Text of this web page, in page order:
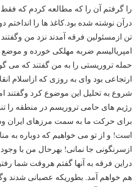
را گرفتم آن را که مطالعه کردم که فقط
درآن نوشته شده بود.کاغذ ها را انداختم
تن ازمسئولین فرقه آمدند نزد من
امپریالیسم ضربه مهلکی خورده و
حمله تروریستی را به من گفتند که می
ارتجاعی بود وای به روزی که ازاسلام
شروع به تحلیل این موضوع کرد وگفتند
رژیم های حامی تروریسم در منطقه را
برای حرکت ما به سمت مرزهای ایران
است! و از تو می خواهیم که دوباره به
ازسرنگونی جا نمانی! بهرحال من با
دراین فرقه به آنها گفتم هروقت شما
هم خواهم آمد. بطوریکه عصبانی شدند